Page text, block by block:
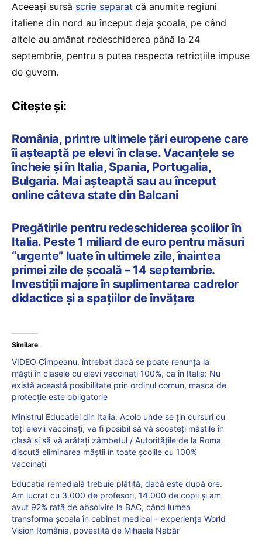
Aceeași sursă scrie separat că anumite regiuni
italiene din nord au început deja școala, pe când
altele au amânat redeschiderea până la 24
septembrie, pentru a putea respecta retricțiile impuse
de guvern.
Citește și:
România, printre ultimele țări europene care
îi așteaptă pe elevi în clase. Vacanțele se
încheie și în Italia, Spania, Portugalia,
Bulgaria. Mai așteaptă sau au început
online câteva state din Balcani
Pregătirile pentru redeschiderea școlilor în
Italia. Peste 1 miliard de euro pentru măsuri
“urgente” luate în ultimele zile, înaintea
primei zile de școală – 14 septembrie.
Investiții majore în suplimentarea cadrelor
didactice și a spațiilor de învățare
Similare
VIDEO Cîmpeanu, întrebat dacă se poate renunța la
măști în clasele cu elevi vaccinați 100%, ca în Italia: Nu
există această posibilitate prin ordinul comun, masca de
protecție este obligatorie
Ministrul Educației din Italia: Acolo unde se țin cursuri cu
toți elevii vaccinați, va fi posibil să vă scoateți măștile în
clasă și să vă arătați zâmbetul / Autoritățile de la Roma
discută eliminarea măștii în toate școlile cu 100%
vaccinați
Educația remedială trebuie plătită, dacă este după ore.
Am lucrat cu 3.000 de profesori, 14.000 de copii și am
avut 92% rată de absolvire la BAC, când lumea
transforma școala în cabinet medical – experiența World
Vision România, povestită de Mihaela Nabăr